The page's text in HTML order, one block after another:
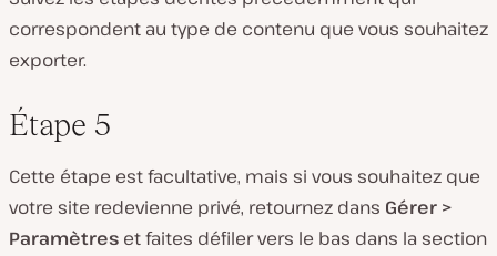
correspondent au type de contenu que vous souhaitez
exporter.
Étape 5
Cette étape est facultative, mais si vous souhaitez que
votre site redevienne privé, retournez dans Gérer >
Paramètres et faites défiler vers le bas dans la section